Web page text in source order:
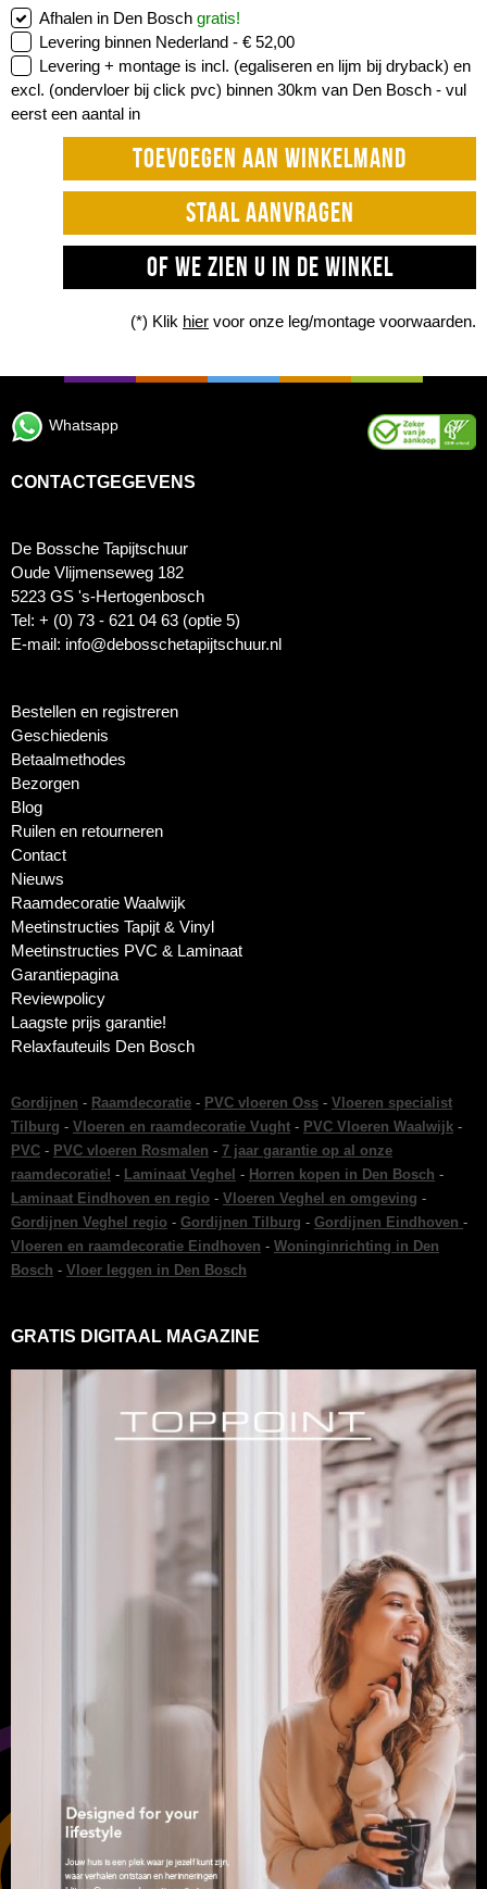
Afhalen in Den Bosch gratis!
Levering binnen Nederland - € 52,00
Levering + montage is incl. (egaliseren en lijm bij dryback) en
excl. (ondervloer bij click pvc) binnen 30km van Den Bosch - vul
eerst een aantal in
TOEVOEGEN AAN WINKELMAND
STAAL AANVRAGEN
OF WE ZIEN U IN DE WINKEL
(*) Klik hier voor onze leg/montage voorwaarden.
Whatsapp
CONTACTGEGEVENS
De Bossche Tapijtschuur
Oude Vlijmenseweg 182
5223 GS 's-Hertogenbosch
Tel: + (0) 73 - 621 04 63 (optie 5)
E-mail: info@debosschetapijtschuur.nl
Bestellen en registreren
Geschiedenis
Betaalmethodes
Bezorgen
Blog
Ruilen en retourneren
Contact
Nieuws
Raamdecoratie Waalwijk
Meetinstructies Tapijt & Vinyl
Meetinstructies PVC & Laminaat
Garantiepagina
Reviewpolicy
Laagste prijs garantie!
Relaxfauteuils Den Bosch
Gordijnen - Raamdecoratie - PVC vloeren Oss - Vloeren specialist
Tilburg - Vloeren en raamdecoratie Vught - PVC Vloeren Waalwijk -
PVC - PVC vloeren Rosmalen - 7 jaar garantie op al onze
raamdecoratie! - Laminaat Veghel - Horren kopen in Den Bosch -
Laminaat Eindhoven en regio - Vloeren Veghel en omgeving -
Gordijnen Veghel regio - Gordijnen Tilburg - Gordijnen Eindhoven -
Vloeren en raamdecoratie Eindhoven - Woninginrichting in Den
Bosch - Vloer leggen in Den Bosch
GRATIS DIGITAAL MAGAZINE